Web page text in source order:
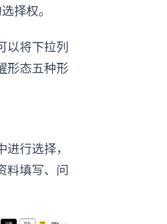
择权。
以将下拉列
形态五种形
行选择，
料填写、问